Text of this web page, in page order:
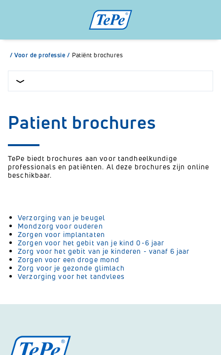
/ Voor de professie / Patiënt brochures
Patient brochures
TePe biedt brochures aan voor tandheelkundige
professionals en patiënten. Al deze brochures zijn online
beschikbaar.
Verzorging van je beugel
Mondzorg voor ouderen
Zorgen voor implantaten
Zorgen voor het gebit van je kind 0-6 jaar
Zorg voor het gebit van je kinderen - vanaf 6 jaar
Zorgen voor een droge mond
Zorg voor je gezonde glimlach
Verzorging voor het tandvlees